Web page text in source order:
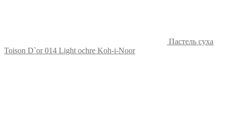
Пастель суха
Toison D`or 014 Light ochre Koh-i-Noor